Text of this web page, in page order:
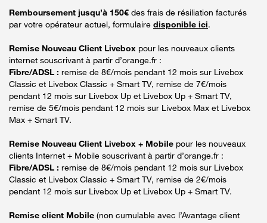
Remboursement jusqu’à 150€ des frais de résiliation facturés
par votre opérateur actuel, formulaire disponible ici.
Remise Nouveau Client Livebox pour les nouveaux clients
internet souscrivant à partir d’orange.fr :
Fibre/ADSL : remise de 8€/mois pendant 12 mois sur Livebox
Classic et Livebox Classic + Smart TV, remise de 7€/mois
pendant 12 mois sur Livebox Up et Livebox Up + Smart TV,
remise de 5€/mois pendant 12 mois sur Livebox Max et Livebox
Max + Smart TV.
Remise Nouveau Client Livebox + Mobile pour les nouveaux
clients Internet + Mobile souscrivant à partir d’orange.fr :
Fibre/ADSL : remise de 8€/mois pendant 12 mois sur Livebox
Classic et Livebox Classic + Smart TV, remise de 2€/mois
pendant 12 mois sur Livebox Up et Livebox Up + Smart TV.
Remise client Mobile (non cumulable avec l’Avantage client